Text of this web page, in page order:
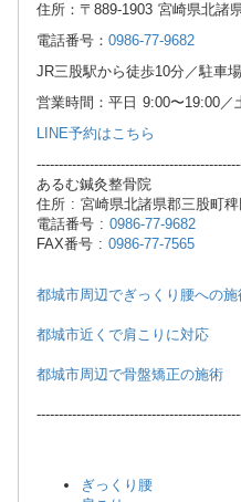
住所：〒889-1903 宮崎県北諸
電話番号： 0986-77-9682
JR三股駅から徒歩10分／駐車
営業時間：平日 9:00〜19:00
LINE予約はこちら
あるむ鍼灸整骨院
住所 : 宮崎県北諸県郡三股町稗
電話番号 : 0986-77-9682
FAX番号 : 0986-77-7565
都城市周辺でぎっくり腰への施
都城市近くで肩こりに対応
都城市周辺で骨盤矯正の施術
ぎっくり腰